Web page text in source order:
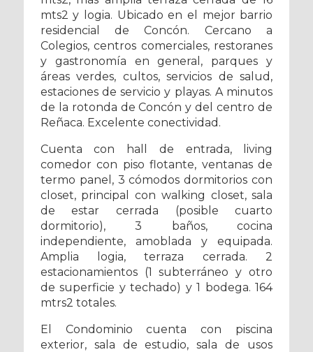
mts2 y logia. Ubicado en el mejor barrio
residencial de Concón. Cercano a
Colegios, centros comerciales, restoranes
y gastronomía en general, parques y
áreas verdes, cultos, servicios de salud,
estaciones de servicio y playas. A minutos
de la rotonda de Concón y del centro de
Reñaca. Excelente conectividad.
Cuenta con hall de entrada, living
comedor con piso flotante, ventanas de
termo panel, 3 cómodos dormitorios con
closet, principal con walking closet, sala
de estar cerrada (posible cuarto
dormitorio), 3 baños, cocina
independiente, amoblada y equipada.
Amplia logia, terraza cerrada. 2
estacionamientos (1 subterráneo y otro
de superficie y techado) y 1 bodega. 164
mtrs2 totales.
El Condominio cuenta con piscina
exterior, sala de estudio, sala de usos